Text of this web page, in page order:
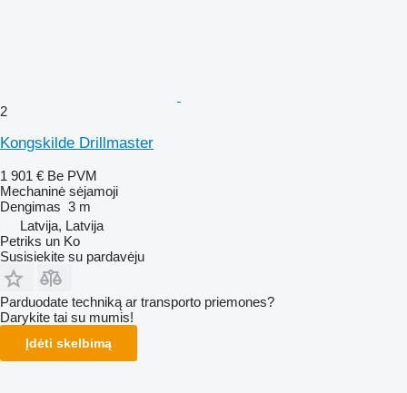
2
Kongskilde Drillmaster
1 901 € Be PVM
Mechaninė sėjamoji
Dengimas 3 m
Latvija, Latvija
Petriks un Ko
Susisiekite su pardavėju
Parduodate techniką ar transporto priemones?
Darykite tai su mumis!
Įdėti skelbimą